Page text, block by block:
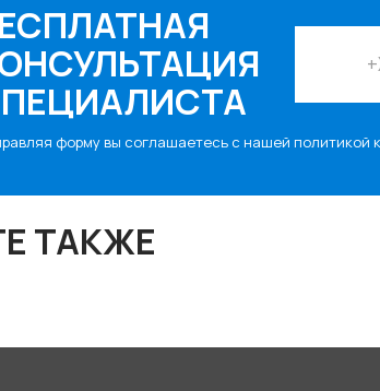
форму вы соглашаетесь с нашей политикой
ТАКЖЕ